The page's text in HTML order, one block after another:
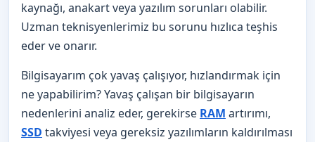
kaynağı, anakart veya yazılım sorunları olabilir.
Uzman teknisyenlerimiz bu sorunu hızlıca teşhis
eder ve onarır.
Bilgisayarım çok yavaş çalışıyor, hızlandırmak için
ne yapabilirim? Yavaş çalışan bir bilgisayarın
nedenlerini analiz eder, gerekirse RAM artırımı,
SSD takviyesi veya gereksiz yazılımların kaldırılması